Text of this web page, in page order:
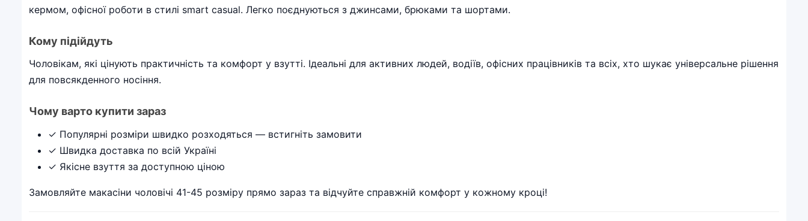
кермом, офісної роботи в стилі smart casual. Легко поєднуються з джинсами, брюками та шортами.
Кому підійдуть
Чоловікам, які цінують практичність та комфорт у взутті. Ідеальні для активних людей, водіїв, офісних працівників та всіх, хто шукає універсальне рішення
для повсякденного носіння.
Чому варто купити зараз
✓ Популярні розміри швидко розходяться — встигніть замовити
✓ Швидка доставка по всій Україні
✓ Якісне взуття за доступною ціною
Замовляйте макасіни чоловічі 41-45 розміру прямо зараз та відчуйте справжній комфорт у кожному кроці!